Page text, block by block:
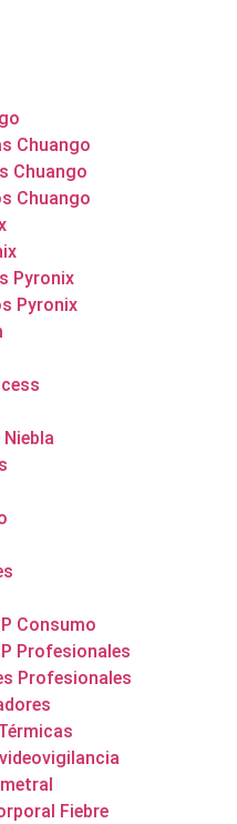
Chuango
Chuango
Chuango
Pyronix
Pyronix
Consumo
Profesionales
Profesionales
Fiebre